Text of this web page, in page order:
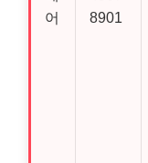
어
8901